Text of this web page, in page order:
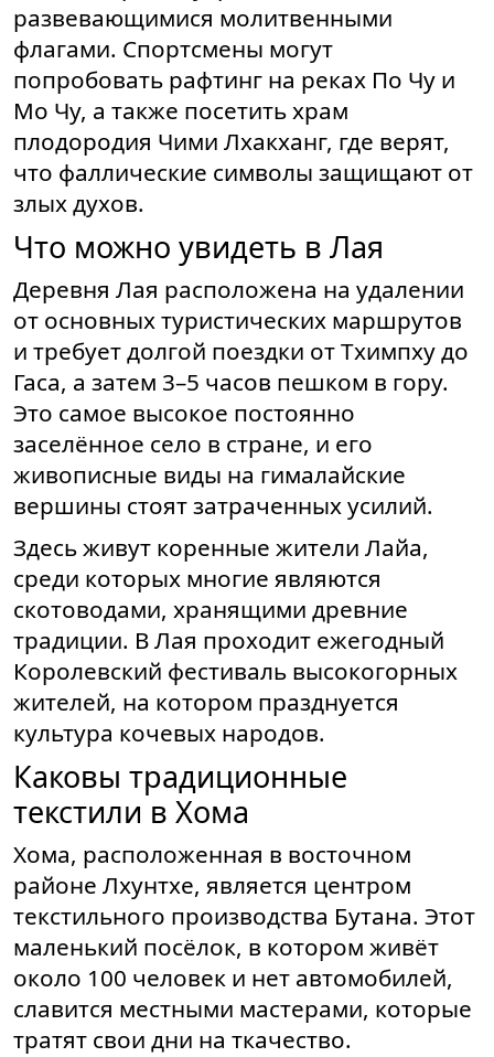
развевающимися молитвенными
флагами. Спортсмены могут
попробовать рафтинг на реках По Чу и
Мо Чу, а также посетить храм
плодородия Чими Лхакханг, где верят,
что фаллические символы защищают от
злых духов.
Что можно увидеть в Лая
Деревня Лая расположена на удалении
от основных туристических маршрутов
и требует долгой поездки от Тхимпху до
Гаса, а затем 3–5 часов пешком в гору.
Это самое высокое постоянно
заселённое село в стране, и его
живописные виды на гималайские
вершины стоят затраченных усилий.
Здесь живут коренные жители Лайа,
среди которых многие являются
скотоводами, хранящими древние
традиции. В Лая проходит ежегодный
Королевский фестиваль высокогорных
жителей, на котором празднуется
культура кочевых народов.
Каковы традиционные
текстили в Хома
Хома, расположенная в восточном
районе Лхунтхе, является центром
текстильного производства Бутана. Этот
маленький посёлок, в котором живёт
около 100 человек и нет автомобилей,
славится местными мастерами, которые
тратят свои дни на ткачество.